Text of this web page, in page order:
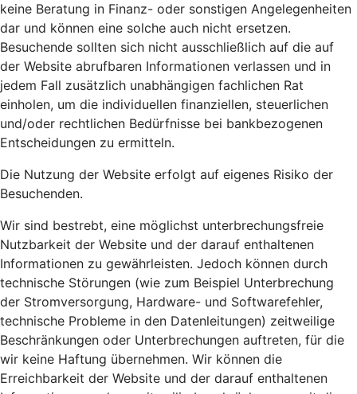
keine Beratung in Finanz- oder sonstigen Angelegenheiten
dar und können eine solche auch nicht ersetzen.
Besuchende sollten sich nicht ausschließlich auf die auf
der Website abrufbaren Informationen verlassen und in
jedem Fall zusätzlich unabhängigen fachlichen Rat
einholen, um die individuellen finanziellen, steuerlichen
und/oder rechtlichen Bedürfnisse bei bankbezogenen
Entscheidungen zu ermitteln.
Die Nutzung der Website erfolgt auf eigenes Risiko der
Besuchenden.
Wir sind bestrebt, eine möglichst unterbrechungsfreie
Nutzbarkeit der Website und der darauf enthaltenen
Informationen zu gewährleisten. Jedoch können durch
technische Störungen (wie zum Beispiel Unterbrechung
der Stromversorgung, Hardware- und Softwarefehler,
technische Probleme in den Datenleitungen) zeitweilige
Beschränkungen oder Unterbrechungen auftreten, für die
wir keine Haftung übernehmen. Wir können die
Erreichbarkeit der Website und der darauf enthaltenen